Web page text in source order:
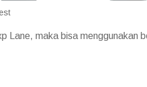
Lane, maka bisa menggunakan